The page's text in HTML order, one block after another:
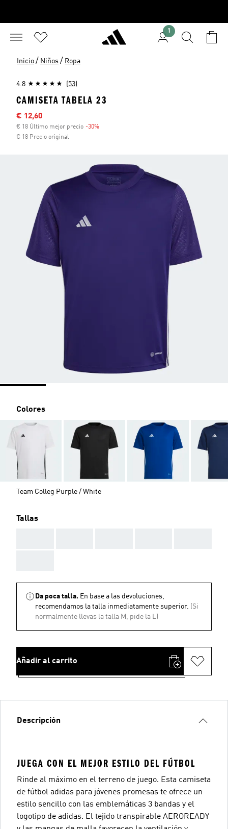
1
Inicio / Niños / Ropa
4.8 (53)
CAMISETA TABELA 23
Precio rebajado
€ 12,60
€ 18 Último mejor precio -30%
€ 18 Precio original
Colores
Team Colleg Purple / White
Tallas
Da poca talla. En base a las devoluciones,
recomendamos la talla inmediatamente superior. (Si
normalmente llevas la talla M, pide la L)
Añadir al carrito
Descripción
JUEGA CON EL MEJOR ESTILO DEL FÚTBOL
Rinde al máximo en el terreno de juego. Esta camiseta
de fútbol adidas para jóvenes promesas te ofrece un
estilo sencillo con las emblemáticas 3 bandas y el
logotipo de adidas. El tejido transpirable AEROREADY